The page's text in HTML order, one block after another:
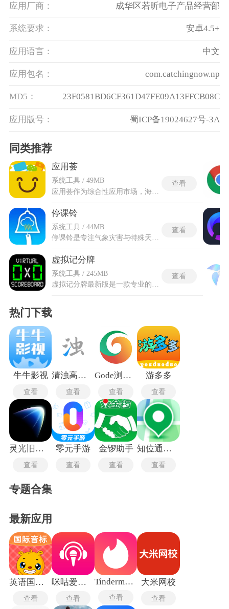
应用厂商： 成华区若昕电子产品经营部
系统要求： 安卓4.5+
应用语言： 中文
应用包名： com.catchingnow.np
MD5： 23F0581BD6CF361D47FE09A13FFCB08C
应用版号： 蜀ICP备19024627号-3A
同类推荐
应用荟
系统工具 / 49MB
查看
停课铃
系统工具 / 44MB
停课铃是专注气象灾害与特殊天气预警的专属工具，平台整合多地气象监测数据与官方通知资源，实时捕捉暴雨、寒潮等灾害天气动态。停课铃旧版区别于改版后新增多元化附加功能的新版，整体界面布局简约朴素，剔除冗余多余模块。根据广东省气象灾害防御条例中台风黄色及以上和暴雨红色信号为停课信号的条款，提供停课通知服务。停课铃支持无账号使用的基本天气查询功能，降低使用门槛。智能预警推送模块全天候监测气象变化，检测到预警信号后立即弹窗并震动手机。支持可定制预警范围，可勾选关注的城市及具体预警类型，桌面插件模式在电脑端以小悬浮球形式常驻，停课时自动弹出窗口并震动提醒。
查看
虚拟记分牌
系统工具 / 245MB
查看
热门下载
牛牛影视
查看
清浊高级版
查看
Gode浏览器最新版
查看
游多多
查看
灵光旧版本
查看
零元手游
查看
金锣助手
查看
知位通测量
查看
专题合集
最新应用
英语国际音标
查看
咪咕爱唱手机版
查看
Tindermatch
查看
大米网校
查看